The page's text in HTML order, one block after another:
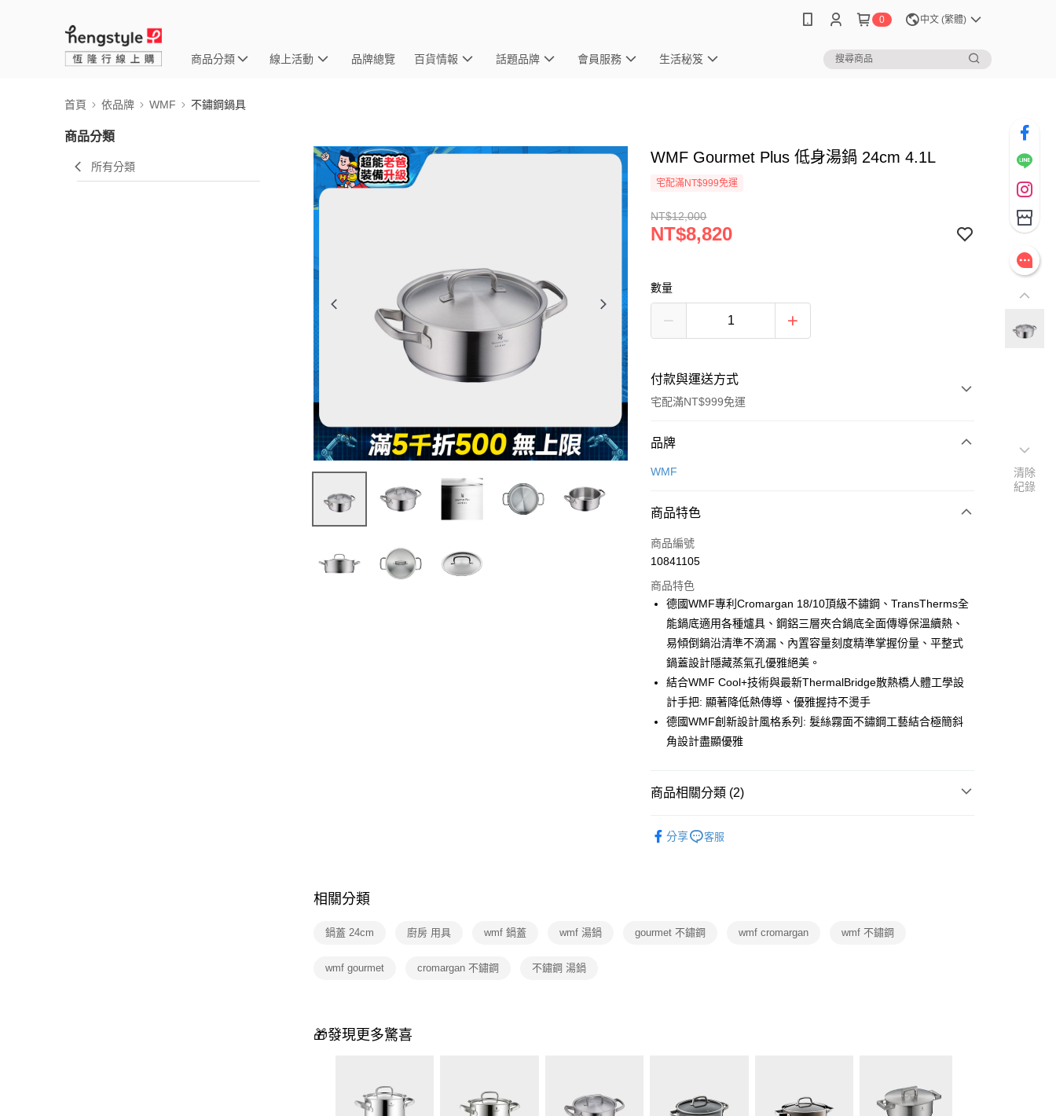
0 中文 (繁體)
商品分類 線上活動 品牌總覽 百貨情報 話題品牌 會員服務 生活秘笈
首頁 依品牌 WMF 不鏽鋼鍋具
商品分類
所有分類
WMF Gourmet Plus 低身湯鍋 24cm 4.1L
宅配滿NT$999免運
NT$12,000
NT$8,820
數量
付款與運送方式
宅配滿NT$999免運
付款方式
信用卡一次付款
合作金庫商業銀行
華南商業銀行
上海商業儲蓄銀行
國泰世華商業銀行
兆豐國際商業銀行
臺灣中小企業銀行
台中商業銀行
聯邦商業銀行
遠東國際商業銀行
元大商業銀行
玉山商業銀行
星展（台灣）商業銀行
台新國際商業銀行
中國信託商業銀行
台灣樂天信用卡公司
6 期 0 利率 每期
華南商業銀行
上海商業儲蓄銀行
台北富邦商業銀行
國泰世華商業銀行
兆豐國際商業銀行
臺灣中小企業銀行
台中商業銀行
匯豐（台灣）商業銀行
元大商業銀行
永豐商業銀行
玉山商業銀行
星展（台灣）商業銀行
台新國際商業銀行
中國信託商業銀行
台灣樂天信用卡公司
即享券
LINE Pay
Apple Pay
街口支付
Google Pay
ATM付款
品牌
WMF
商品特色
商品編號
10841105
商品特色
德國WMF專利Cromargan 18/10頂級不鏽鋼、TransTherms全
能鍋底適用各種爐具、鋼鋁三層夾合鍋底全面傳導保溫續熱、
易傾倒鍋沿清準不滴漏、內置容量刻度精準掌握份量、平整式
鍋蓋設計隱藏蒸氣孔優雅絕美。
結合WMF Cool+技術與最新ThermalBridge散熱橋人體工學設
計手把: 顯著降低熱傳導、優雅握持不燙手
德國WMF創新設計風格系列: 髮絲霧面不鏽鋼工藝結合極簡斜
角設計盡顯優雅
商品相關分類 (2)
分享 客服
相關分類
鍋蓋 24cm 廚房 用具 wmf 鍋蓋 wmf 湯鍋 gourmet 不鏽鋼 wmf cromargan wmf 不鏽鋼
wmf gourmet cromargan 不鏽鋼 不鏽鋼 湯鍋
🎁發現更多驚喜
清除
紀錄